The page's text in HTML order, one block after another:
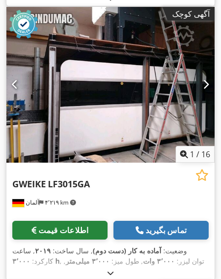
MaxPhotonic
, توان لیزر:۲۰٬۰۰۰ وات , طول موج لیزر: ۱٬۰۸۰ nm,
حداکثر ضخامت ورق:۱۰۰ میلی‌متر , حداکثر ضخامت ورق فولادی:۸۰
میلی‌متر, حداکثر ضخامت ورق استنلس استیل:۱۰۰ میلی‌متر
, حداکثر
ضخامت ورق آلومینیوم: ۶۰ میلی‌متر , حداکثر ضخامت ورق برنج:۲۰
میلی‌متر, حداکثر ضخامت ورق مس:۱۲ میلی‌متر , عرض میز:
میلی‌متر
۳٬۰۰۰ میلی‌متر, مسافت حرکت
محور Y:
, مسافت حرکت محور Z: ۱۲۰ میلی‌متر,
ولتاژ ورودی:۴۰۰ V , جریان ورودی:۱۱۰ A , فرکانس ورودی:
۵۰
هرتز , نوع جریان ورودی: , نوع خنک‌کننده:
, اتصال هوای
فشرده:۲۰ میله , وزن کل: , مدت گارانتی: ۱۲ ماه‌ها
,
عرض بازشوی در:
۱٬۰۰۰ میلی‌متر , ارتفاع دهانه درب:۲٬۰۰۰
میلی‌متر, تجهیزات:
استخراج دود, استخراج گرد و غبار, تغییر دهنده
نازل, توقف اضطراری, سیستم گریس کاری متمرکز, مانع نور ایمنی,
مستندات / راهنما, نشان CE, واحد خنک‌کننده, کابین,
آگهی کوچک
1 / 16
آلمان ۴٬۲۱۹ km
GWEIKE LF3015GA
اطلاعات قیمت تماس بگیرید
وضعیت: آماده به کار (دست دوم), سال ساخت: ۲۰۱۹, ساعت
کارکرد: ۳٬۰۰۰ h , توان لیزر: ۳٬۰۰۰ وات , طول میز: ۳٬۰۰۰ میلی‌متر
,
۱٬۵۰۰ میلی‌متر